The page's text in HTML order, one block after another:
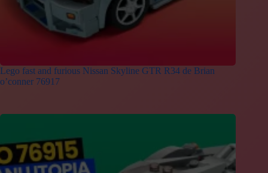
Lego fast and furious Nissan Skyline GTR R34 de Brian
o’conner 76917